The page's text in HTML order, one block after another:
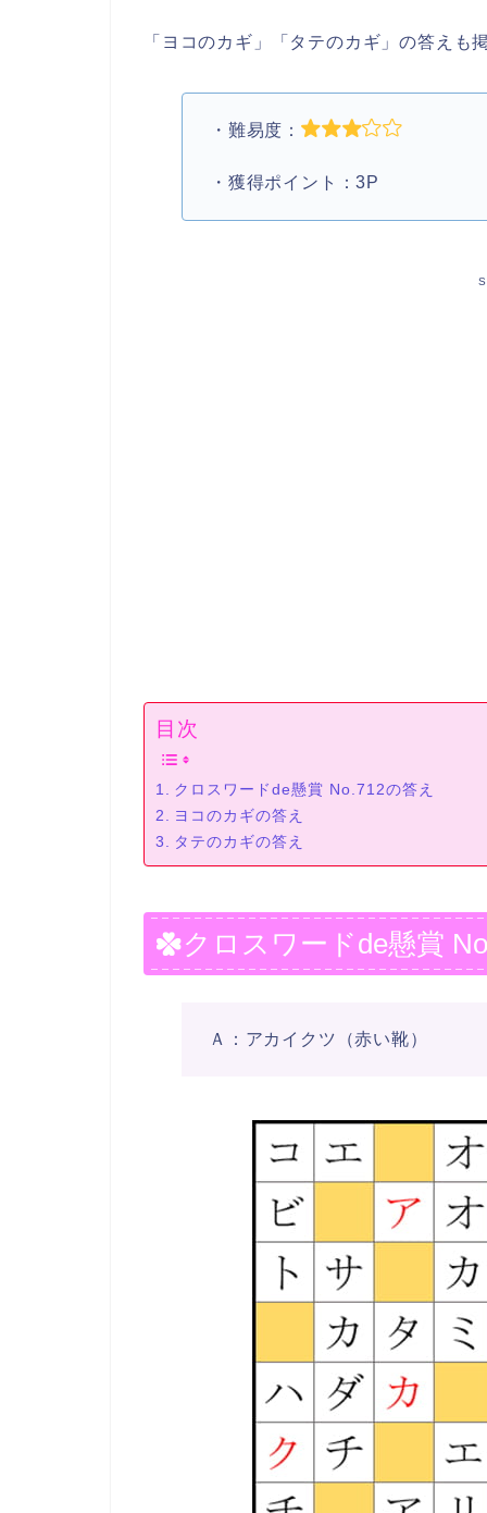
「ヨコのカギ」「タテのカギ」の答え
・難易度：
・獲得ポイント：3P
目次
クロスワードde懸賞 No.712の答え
ヨコのカギの答え
タテのカギの答え
クロスワードde懸賞
Ａ：アカイクツ（赤い靴）